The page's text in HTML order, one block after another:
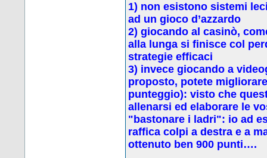
1) non esistono sistemi
ad un gioco d’azzardo
2) giocando al casinò,
alla lunga si finisce col
strategie efficaci
3) invece giocando a
proposto, potete
punteggio): visto che
allenarsi ed elaborare le
"bastonare i ladri": io ad
raffica colpi a destra e a
ottenuto ben 900 punti….